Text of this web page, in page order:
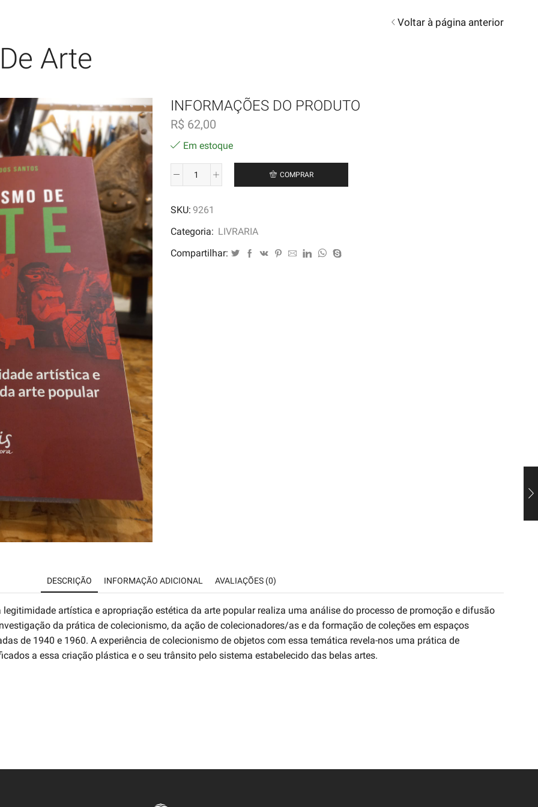
Arte
Voltar à página anterior
INFORMAÇÕES DO PRODUTO
R$ 62,00
Em estoque
Arte
quantidade
COMPRAR
SKU: 9261
Categoria: LIVRARIA
Compartilhar:
DESCRIÇÃO INFORMAÇÃO ADICIONAL AVALIAÇÕES (0)
artística e apropriação estética da arte popular realiza uma análise do processo de promoção e difusão
da prática de colecionismo, da ação de colecionadores/as e da formação de coleções em espaços
de 1940 e 1960. A experiência de colecionismo de objetos com essa temática revela-nos uma prática de
a essa criação plástica e o seu trânsito pelo sistema estabelecido das belas artes.